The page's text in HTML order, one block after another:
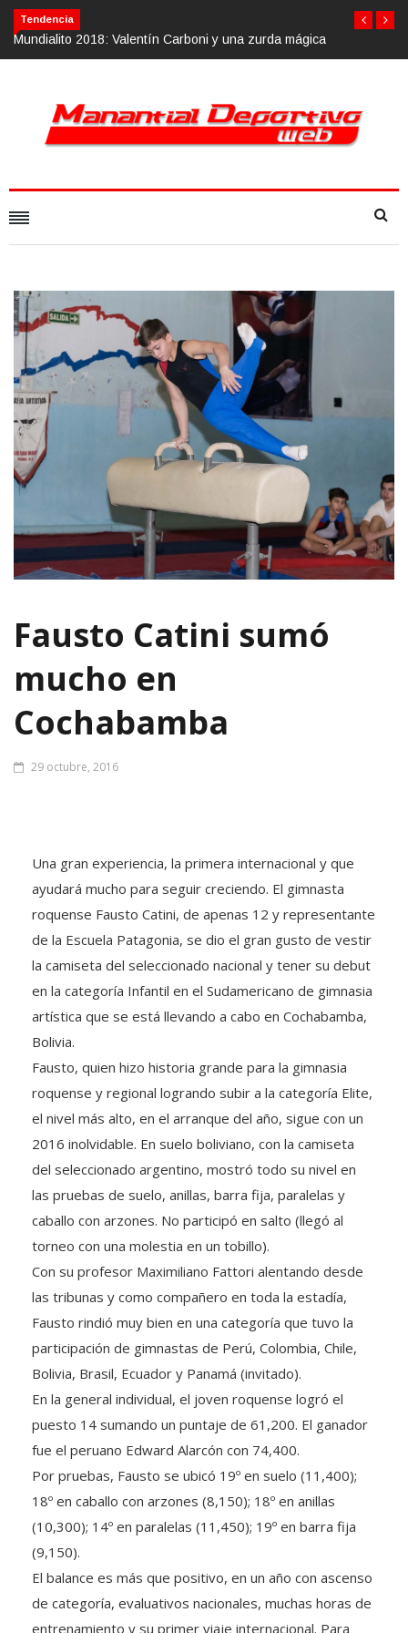
Tendencia
y una zurda mágicaCalvario Race 2018, 10 de noviembre
Fausto Catini sumó
mucho en
Cochabamba
29 octubre, 2016
Una gran experiencia, la primera internacional y que
ayudará mucho para seguir creciendo. El gimnasta
roquense Fausto Catini, de apenas 12 y representante
de la Escuela Patagonia, se dio el gran gusto de vestir
la camiseta del seleccionado nacional y tener su debut
en la categoría Infantil en el Sudamericano de gimnasia
artística que se está llevando a cabo en Cochabamba,
Bolivia.
Fausto, quien hizo historia grande para la gimnasia
roquense y regional logrando subir a la categoría Elite,
el nivel más alto, en el arranque del año, sigue con un
2016 inolvidable. En suelo boliviano, con la camiseta
del seleccionado argentino, mostró todo su nivel en
las pruebas de suelo, anillas, barra fija, paralelas y
caballo con arzones. No participó en salto (llegó al
torneo con una molestia en un tobillo).
Con su profesor Maximiliano Fattori alentando desde
las tribunas y como compañero en toda la estadía,
Fausto rindió muy bien en una categoría que tuvo la
participación de gimnastas de Perú, Colombia, Chile,
Bolivia, Brasil, Ecuador y Panamá (invitado).
En la general individual, el joven roquense logró el
puesto 14 sumando un puntaje de 61,200. El ganador
fue el peruano Edward Alarcón con 74,400.
Por pruebas, Fausto se ubicó 19º en suelo (11,400);
18º en caballo con arzones (8,150); 18º en anillas
(10,300); 14º en paralelas (11,450); 19º en barra fija
(9,150).
El balance es más que positivo, en un año con ascenso
de categoría, evaluativos nacionales, muchas horas de
entrenamiento y su primer viaje internacional. Para